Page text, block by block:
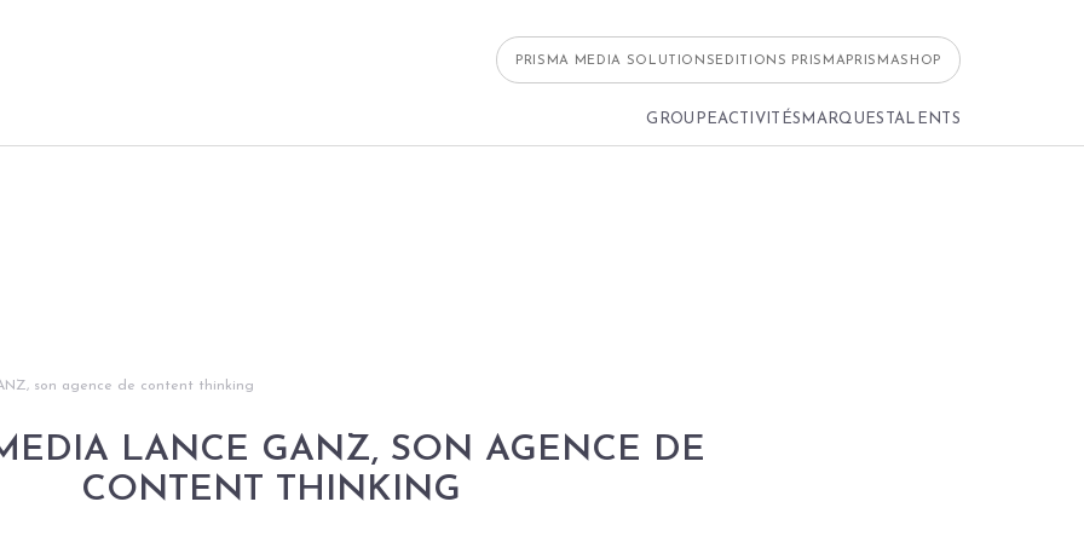
PRISMA MEDIA SOLUTIONS EDITIONS PRISMA PRISMASHOP
GROUPEACTIVITÉS MARQUES TALENTS
son agence de content thinking
LANCE GANZ, SON AGENCE DE
CONTENT THINKING